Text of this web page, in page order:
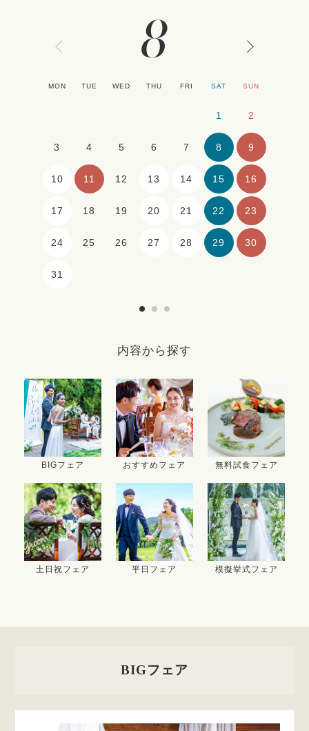
8
MON TUE WED THU FRI SAT SUN
1 2
3 4 5 6 7 8 9
10 11 12 13 14 15 16
17 18 19 20 21 22 23
24 25 26 27 28 29 30
31
内容から探す
BIGフェア おすすめフェア 無料試食フェア
土日祝フェア 平日フェア 模擬挙式フェア
BIGフェア